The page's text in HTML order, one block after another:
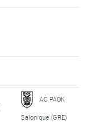
AC PAOK
Salonique (GRE)